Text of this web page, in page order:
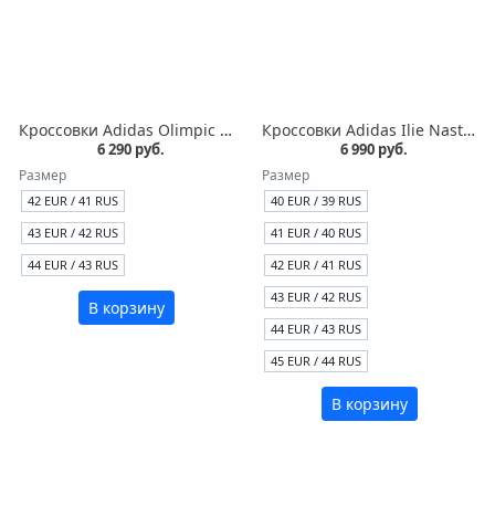
Кроссовки Adidas Olimpic Kourosh белые кожа
6 290 руб.
Размер
42 EUR / 41 RUS
43 EUR / 42 RUS
44 EUR / 43 RUS
В корзину
Кроссовки Adidas Ilie Nastase белые с синим
6 990 руб.
Размер
40 EUR / 39 RUS
41 EUR / 40 RUS
42 EUR / 41 RUS
43 EUR / 42 RUS
44 EUR / 43 RUS
45 EUR / 44 RUS
В корзину